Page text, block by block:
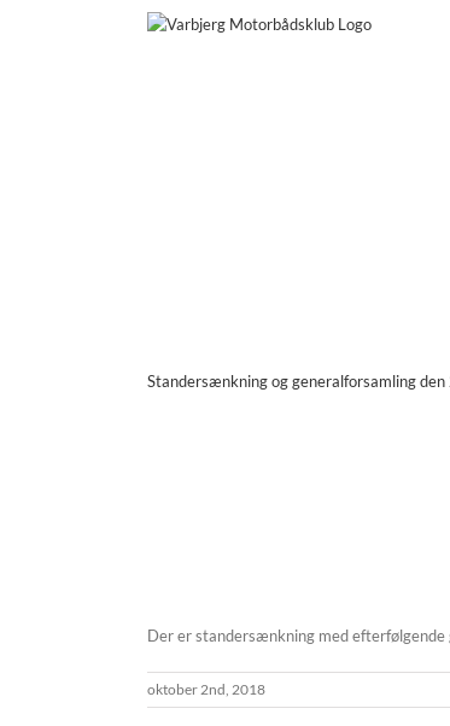
Standersænkning og generalforsamling
Der er standersænkning med
oktober 2nd, 2018